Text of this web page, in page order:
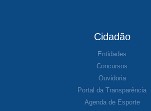
Cidadão
Entidades
Concursos
Ouvidoria
Portal da Transparência
Agenda de Esporte